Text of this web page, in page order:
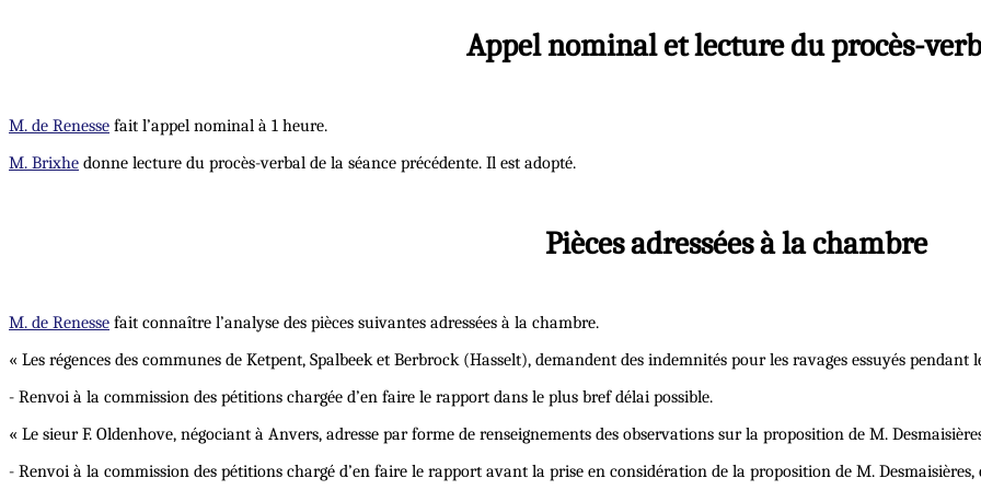
Appel nominal et lecture du procès-
M. de Renesse fait l’appel nominal à 1 heure.
M. Brixhe donne lecture du procès-verbal de la séance précédente. Il est adopté.
Pièces adressées à la chambre
M. de Renesse fait connaître l’analyse des pièces suivantes adressées à la chambre.
« Les régences des communes de Ketpent, Spalbeek et Berbrock (Hasselt), demandent des indemnités pour les ravages essuyés pendant
- Renvoi à la commission des pétitions chargée d’en faire le rapport dans le plus bref délai possible.
« Le sieur F. Oldenhove, négociant à Anvers, adresse par forme de renseignements des observations sur la proposition de M.
- Renvoi à la commission des pétitions chargé d’en faire le rapport avant la prise en considération de la proposition de M.